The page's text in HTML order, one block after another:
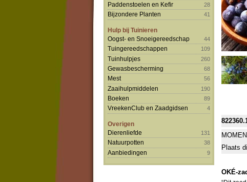
Paddenstoelen en Kefir 28
Bijzondere Planten 41
Hulp bij Tuinieren
Oogst- en Snoeigereedschap
44
Tuingereedschappen 109
Tuinhulpjes 260
Gewasbescherming 68
Mest 56
Zaaihulpmiddelen 190
Boeken 89
VreekenClub en Zaadgidsen 4
Overigen
Dierenliefde
131
Natuurpotten 38
Aanbiedingen 9
Plaats
OKÉ-